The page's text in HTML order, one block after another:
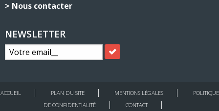
> Nous contacter
NEWSLETTER
ACCUEIL PLAN DU SITE MENTIONS LÉGALES
POLITIQUE
DE CONFIDENTIALITÉ
CONTACT